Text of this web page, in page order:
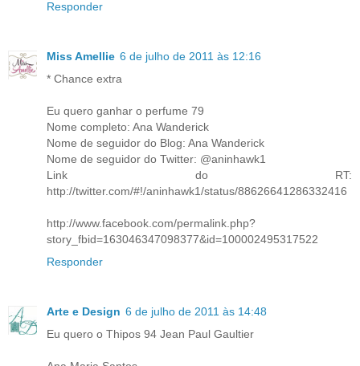
Responder
Miss Amellie 6 de julho de 2011 às 12:16
* Chance extra
Eu quero ganhar o perfume 79
Nome completo: Ana Wanderick
Nome de seguidor do Blog: Ana Wanderick
Nome de seguidor do Twitter: @aninhawk1
Link do RT:
http://twitter.com/#!/aninhawk1/status/88626641286332416
http://www.facebook.com/permalink.php?
story_fbid=163046347098377&id=100002495317522
Responder
Arte e Design 6 de julho de 2011 às 14:48
Eu quero o Thipos 94 Jean Paul Gaultier